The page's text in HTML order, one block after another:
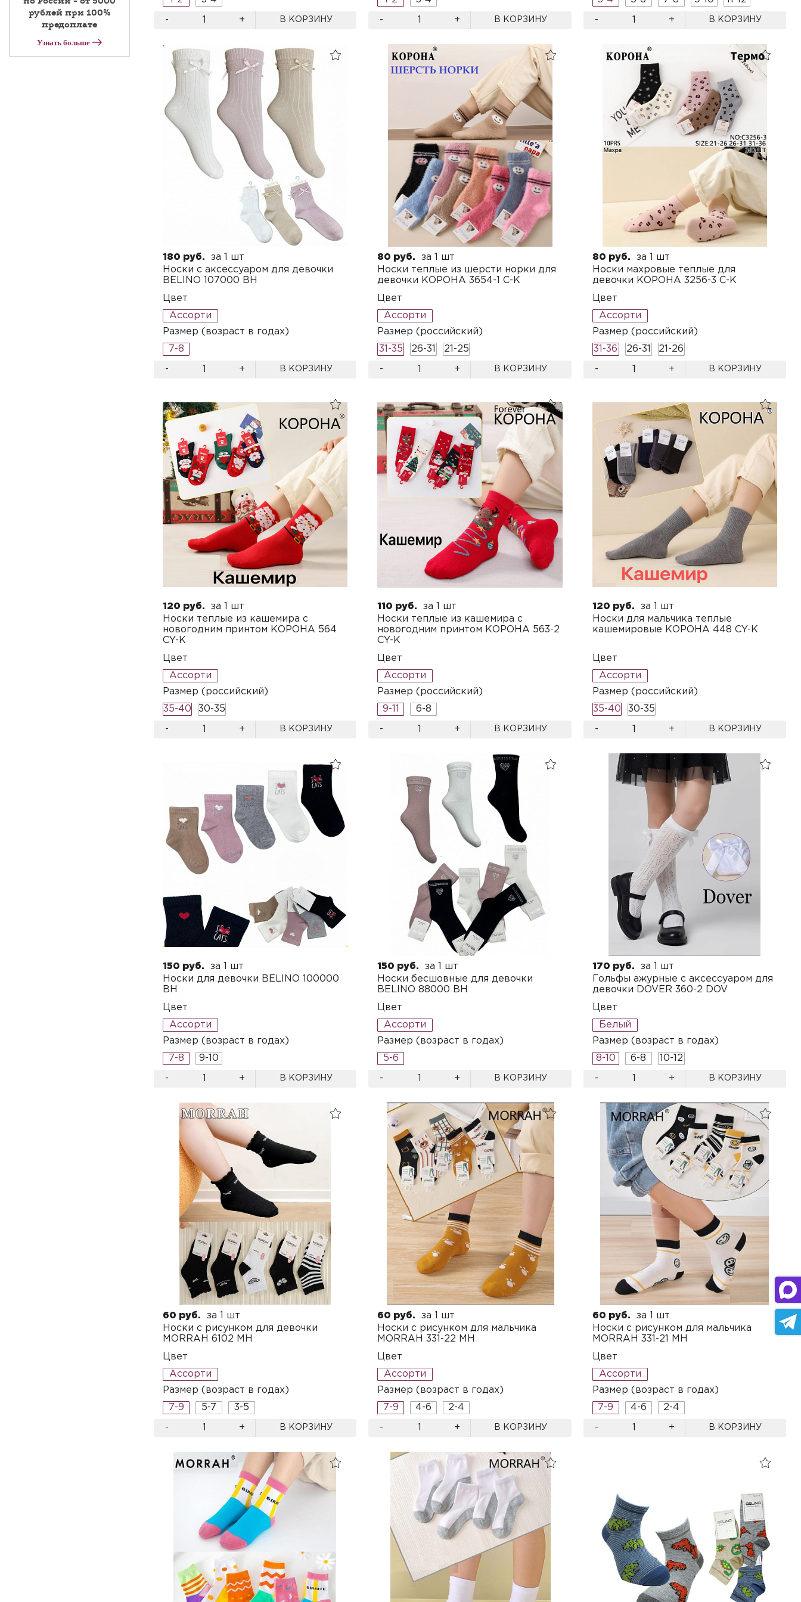
рублей при 100%
предоплате
Узнать больше
- + В КОРЗИНУ - + В КОРЗИНУ - + В КОРЗИНУ
180 руб.
за 1 шт
Носки с аксессуаром для девочки
BELINO 107000 BH
Цвет
Ассорти
Размер (возраст в годах)
7-8
- + В КОРЗИНУ
80 руб.
за 1 шт
Носки теплые из шерсти норки для
девочки КОРОНА 3654-1 C-K
Цвет
Ассорти
Размер (российский)
31-35
26-31 21-25
- + В КОРЗИНУ
80 руб.
за 1 шт
Носки махровые теплые для
девочки КОРОНА 3256-3 C-K
Цвет
Ассорти
Размер (российский)
31-36
26-31 21-26
- + В КОРЗИНУ
120 руб.
за 1 шт
Носки теплые из кашемира с
новогодним принтом КОРОНА 564
CY-K
Цвет
Ассорти
Размер (российский)
35-40
30-35
- + В КОРЗИНУ
110 руб.
за 1 шт
Носки теплые из кашемира с
новогодним принтом КОРОНА 563-2
CY-K
Цвет
Ассорти
Размер (российский)
9-11
6-8
- + В КОРЗИНУ
120 руб.
за 1 шт
Носки для мальчика теплые
кашемировые КОРОНА 448 CY-K
Цвет
Ассорти
Размер (российский)
35-40
30-35
- + В КОРЗИНУ
150 руб.
за 1 шт
Носки для девочки BELINO 100000
BH
Цвет
Ассорти
Размер (возраст в годах)
7-8
9-10
- + В КОРЗИНУ
150 руб.
за 1 шт
Носки бесшовные для девочки
BELINO 88000 BH
Цвет
Ассорти
Размер (возраст в годах)
5-6
- + В КОРЗИНУ
170 руб.
за 1 шт
Гольфы ажурные с аксессуаром для
девочки DOVER 360-2 DOV
Цвет
Белый
Размер (возраст в годах)
8-10
6-8 10-12
- + В КОРЗИНУ
60 руб.
за 1 шт
Носки с рисунком для девочки
MORRAH 6102 MH
Цвет
Ассорти
Размер (возраст в годах)
7-9
5-7 3-5
- + В КОРЗИНУ
60 руб.
за 1 шт
Носки с рисунком для мальчика
MORRAH 331-22 MH
Цвет
Ассорти
Размер (возраст в годах)
7-9
4-6 2-4
- + В КОРЗИНУ
60 руб.
за 1 шт
Носки с рисунком для мальчика
MORRAH 331-21 MH
Цвет
Ассорти
Размер (возраст в годах)
7-9
4-6 2-4
- + В КОРЗИНУ